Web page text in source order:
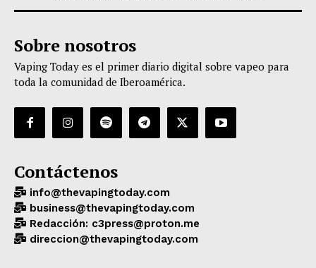
Sobre nosotros
Vaping Today es el primer diario digital sobre vapeo para
toda la comunidad de Iberoamérica.
Contáctenos
info@thevapingtoday.com
business@thevapingtoday.com
Redacción: c3press@proton.me
direccion@thevapingtoday.com